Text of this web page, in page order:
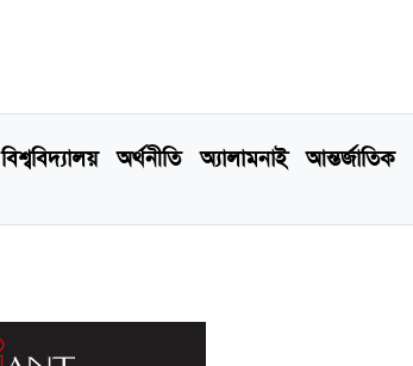
বিশ্ববিদ্যালয় অর্থনীতি অ্যালামনাই আন্তর্জাতিক